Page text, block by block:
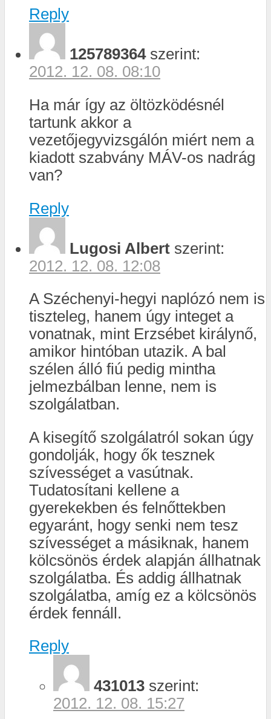
Reply
125789364 szerint:
2012. 12. 08. 08:10
Ha már így az öltözködésnél
tartunk akkor a
vezetőjegyvizsgálón miért nem a
kiadott szabvány MÁV-os nadrág
van?
Reply
Lugosi Albert szerint:
2012. 12. 08. 12:08
A Széchenyi-hegyi naplózó nem is
tiszteleg, hanem úgy integet a
vonatnak, mint Erzsébet királynő,
amikor hintóban utazik. A bal
szélen álló fiú pedig mintha
jelmezbálban lenne, nem is
szolgálatban.
A kisegítő szolgálatról sokan úgy
gondolják, hogy ők tesznek
szívességet a vasútnak.
Tudatosítani kellene a
gyerekekben és felnőttekben
egyaránt, hogy senki nem tesz
szívességet a másiknak, hanem
kölcsönös érdek alapján állhatnak
szolgálatba. És addig állhatnak
szolgálatba, amíg ez a kölcsönös
érdek fennáll.
Reply
431013 szerint:
2012. 12. 08. 15:27